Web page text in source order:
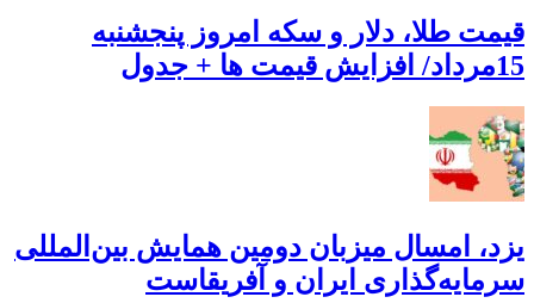
قیمت طلا، دلار و سکه امروز پنجشنبه
15مرداد/ افزایش قیمت ها + جدول
یزد، امسال میزبان دومین همایش بین‌المللی
سرمایه‌گذاری ایران و آفریقاست